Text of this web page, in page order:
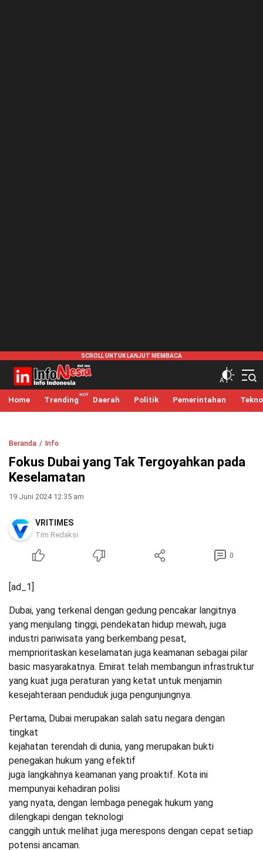
infonesia.me
Info Indonesia
Home Trending Daerah Politik Pemerintahan Tekno
Beranda Info
Fokus Dubai yang Tak Tergoyahkan pada
Keselamatan
19 Juni 2024 12:35 am
VRITIMES
Tim Redaksi
0
[ad_1]
Dubai, yang terkenal dengan gedung pencakar langitnya
yang menjulang tinggi, pendekatan hidup mewah, juga
industri pariwisata yang berkembang pesat,
memprioritaskan keselamatan juga keamanan sebagai pilar
basic masyarakatnya. Emirat telah membangun infrastruktur
yang kuat juga peraturan yang ketat untuk menjamin
kesejahteraan penduduk juga pengunjungnya.
Pertama, Dubai merupakan salah satu negara dengan
tingkat
kejahatan terendah di dunia, yang merupakan bukti
penegakan hukum yang efektif
juga langkahnya keamanan yang proaktif. Kota ini
mempunyai kehadiran polisi
yang nyata, dengan lembaga penegak hukum yang
dilengkapi dengan teknologi
canggih untuk melihat juga merespons dengan cepat setiap
potensi ancaman.